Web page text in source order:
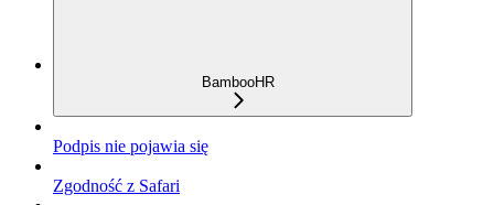
BambooHR
Podpis nie pojawia się
Zgodność z Safari